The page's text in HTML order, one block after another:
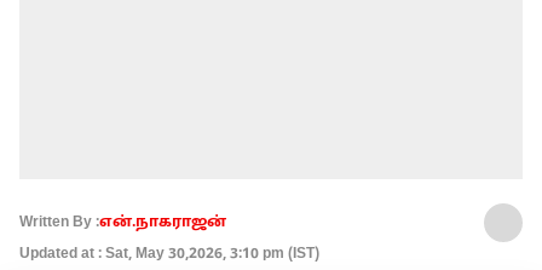
Written By :என்.நாகராஜன்
Updated at : Sat, May 30,2026, 3:10 pm (IST)